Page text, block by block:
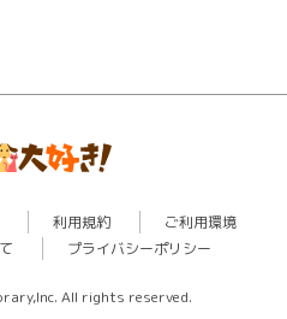
利用規約
ご利用環境
プライバシーポリシー
All rights reserved.